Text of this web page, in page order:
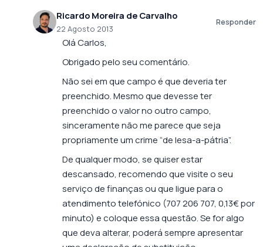
Ricardo Moreira de Carvalho
22 Agosto 2013
Responder
Olá Carlos,
Obrigado pelo seu comentário.
Não sei em que campo é que deveria ter
preenchido. Mesmo que devesse ter
preenchido o valor no outro campo,
sinceramente não me parece que seja
propriamente um crime “de lesa-a-pátria”.
De qualquer modo, se quiser estar
descansado, recomendo que visite o seu
serviço de finanças ou que ligue para o
atendimento telefónico (707 206 707, 0,13€ por
minuto) e coloque essa questão. Se for algo
que deva alterar, poderá sempre apresentar